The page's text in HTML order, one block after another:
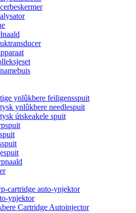
ynlûkbere feiligensspuit
ynlûkbere needlespuit
útskeakele spuit
cartridge auto-ynjektor
ynjektor
Cartridge Autoinjector